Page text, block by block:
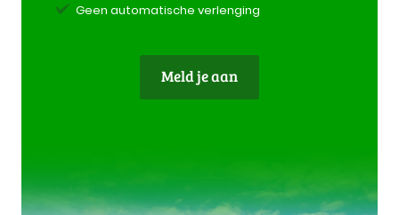
Geen automatische verlenging
Meld je aan